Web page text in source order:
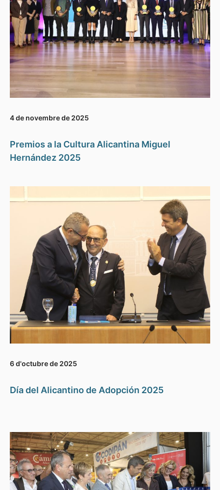
4 de novembre de 2025
Premios a la Cultura Alicantina Miguel
Hernández 2025
6 d'octubre de 2025
Día del Alicantino de Adopción 2025